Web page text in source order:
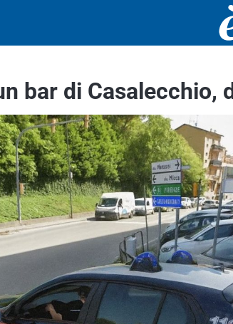
bar di Casalecchio,